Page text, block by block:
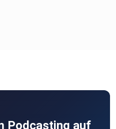
Podcasting auf